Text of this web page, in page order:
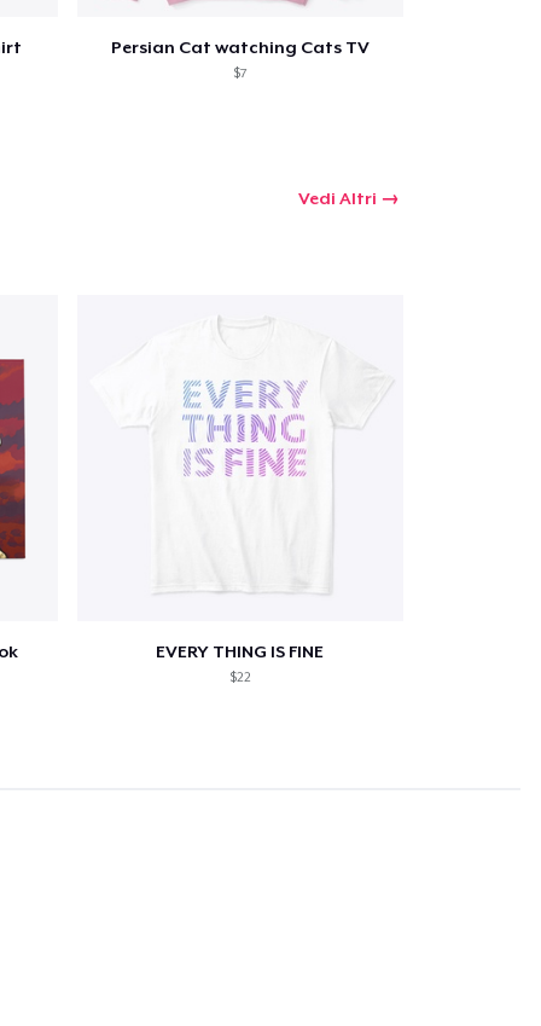
Persian Cat watching Cats TV
$7
Vedi Altri
EVERY THING IS FINE
$22